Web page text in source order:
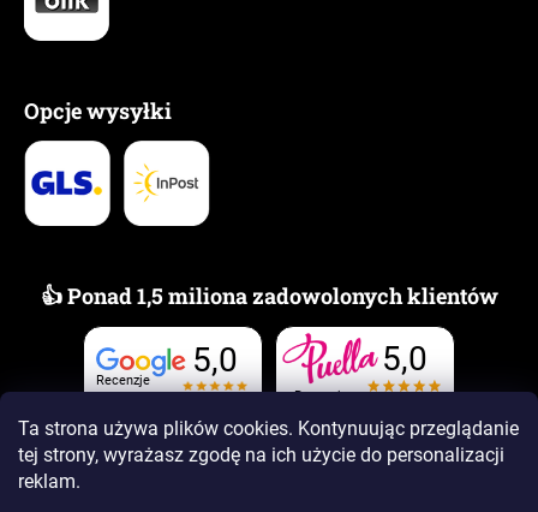
Ta strona używa plików cookies. Kontynuując przeglądanie
tej strony, wyrażasz zgodę na ich użycie do personalizacji
reklam.
Opcje wysyłki
👍 Ponad 1,5 miliona zadowolonych klientów
Recenzje
5,0
Recenzje
5,0